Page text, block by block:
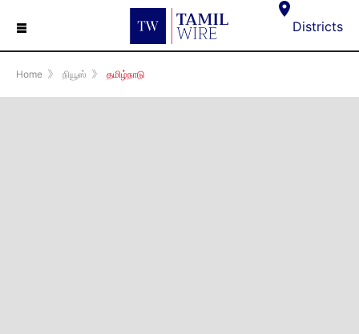
☰ Districts
Home 》 நியூஸ் 》 தமிழ்நாடு